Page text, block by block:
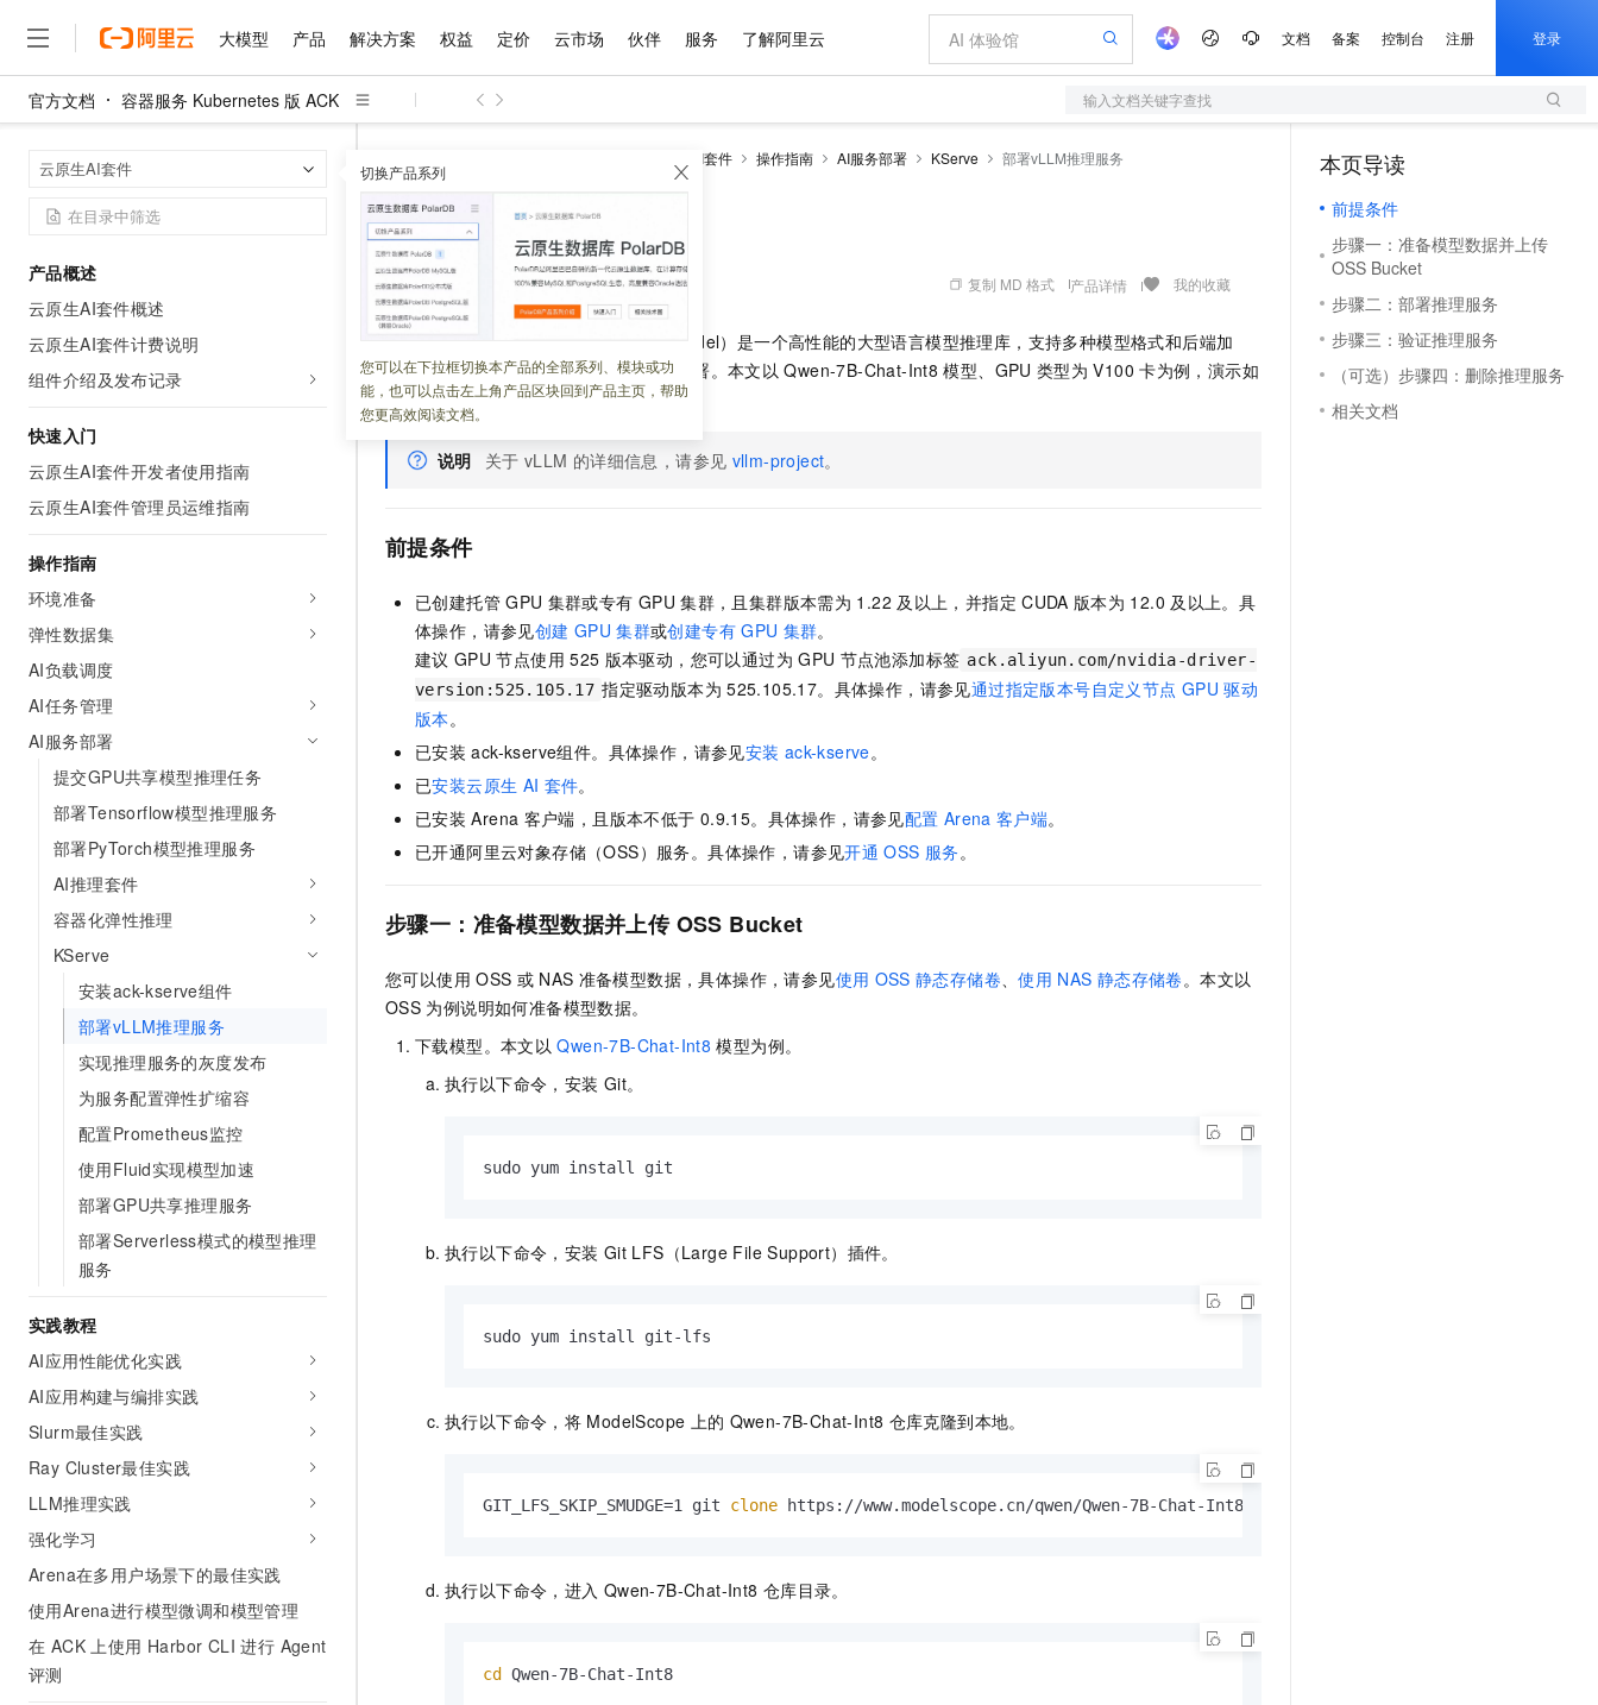
大模型 产品 解决方案 权益 定价 云市场 伙伴 服务 了解阿里云 文档 备案 控制台 注册 登录
官方文档 容器服务 Kubernetes 版 ACK 输入文档关键字查找
云原生AI套件 切换产品系列
您可以在下拉框切换本产品的全部系列、模块或功
能，也可以点击左上角产品区块回到产品主页，帮助
您更高效阅读文档。
产品概述
云原生AI套件概述
云原生AI套件计费说明
组件介绍及发布记录
快速入门
云原生AI套件开发者使用指南
云原生AI套件管理员运维指南
操作指南
环境准备
弹性数据集
AI负载调度
AI任务管理
AI服务部署
提交GPU共享模型推理任务
部署Tensorflow模型推理服务
部署PyTorch模型推理服务
AI推理套件
容器化弹性推理
KServe
安装ack-kserve️组件
部署vLLM推理服务
实现推理服务的灰度发布
为服务配置弹性扩缩容
配置Prometheus监控
使用Fluid实现模型加速
部署GPU共享推理服务
部署Serverless模式的模型推理
服务
实践教程
AI应用性能优化实践
AI应用构建与编排实践
Slurm最佳实践
Ray Cluster最佳实践
LLM推理实践
强化学习
Arena在多用户场景下的最佳实践
使用Arena进行模型微调和模型管理
在 ACK 上使用 Harbor CLI 进行 Agent
评测
云原生AI套件 操作指南 AI服务部署 KServe 部署vLLM推理服务
部署vLLM推理应用
更新时间： 2024-06-12 02:17:58 复制 MD 格式 产品详情 我的收藏
vLLM（Vectorized Large Language Model）是一个高性能的大型语言模型推理库，支持多种模型格式和后端加
速，适用于大规模语言模型的推理服务部署。本文以 Qwen-7B-Chat-Int8 模型、GPU 类型为 V100 卡为例，演示如
何部署一个 vLLM 推理服务。
说明 关于 vLLM 的详细信息，请参见 vllm-project。
前提条件
已创建托管 GPU 集群或专有 GPU 集群，且集群版本需为 1.22 及以上，并指定 CUDA 版本为 12.0 及以上。具
体操作，请参见创建 GPU 集群或创建专有 GPU 集群。
建议 GPU 节点使用 525 版本驱动，您可以通过为 GPU 节点池添加标签 ack.aliyun.com/nvidia-driver-
version:525.105.17 指定驱动版本为 525.105.17。具体操作，请参见通过指定版本号自定义节点 GPU 驱动
版本。
已安装 ack-kserve️组件。具体操作，请参见安装 ack-kserve️。
已安装云原生 AI 套件。
已安装 Arena 客户端，且版本不低于 0.9.15。具体操作，请参见配置 Arena 客户端。
已开通阿里云对象存储（OSS）服务。具体操作，请参见开通 OSS 服务。
步骤一：准备模型数据并上传 OSS Bucket
您可以使用 OSS 或 NAS 准备模型数据，具体操作，请参见使用 OSS 静态存储卷、使用 NAS 静态存储卷。本文以
OSS 为例说明如何准备模型数据。
下载模型。本文以 Qwen-7B-Chat-Int8 模型为例。
执行以下命令，安装 Git。
sudo yum install git
执行以下命令，安装 Git LFS（Large File Support）插件。
sudo yum install git-lfs
执行以下命令，将 ModelScope 上的 Qwen-7B-Chat-Int8 仓库克隆到本地。
GIT_LFS_SKIP_SMUDGE=1 git clone https://www.modelscope.cn/qwen/Qwen-7B-Chat-Int8.git
执行以下命令，进入 Qwen-7B-Chat-Int8 仓库目录。
cd Qwen-7B-Chat-Int8
本页导读
前提条件
步骤一：准备模型数据并上传
OSS Bucket
步骤二：部署推理服务
步骤三：验证推理服务
（可选）步骤四：删除推理服务
相关文档
大模型
大模型服务平台百炼
大模型
文本生成
Qwen3.8-Max HOT
智能体时代全能旗舰模型
Qwen3.7-Plus
能看、能想、能动手的多模态智能体模型
Kimi-K3 NEW
Kimi 最新旗舰模型，长程编程与推理利器
Deepseek-v4-pro
HappyHorse-1.1-T2V
语音识别与合成
Qwen3-TTS-Flash
大模型服务
千问AI平台-Token Plan NEW
千问AI平台-模型体验
在线体验全尺寸、多种模态的模型效果
Happy 系列大模型
新一代 AI 视频生成模型，深度适配广告营销等场景
AI 应用构建
大模型服务平台百炼-应用模版
大模型服务平台百炼-智能体
人工智能平台 PAI
AI Native 的算法工程平台，一站式完成建模、训练、推理服务部署
Qoder HOT
秒悟
快速部署 Dify，高效搭建 AI 应用
10 分钟在聊天系统中增加一个 AI 助手
产品
精选产品
人工智能与机器学习
存储
网络与CDN
安全
中间件
数据库
大数据计算
媒体服务
企业服务与云通信
域名与网站
终端用户计算
Serverless
开发工具
迁移与运维管理
专有云
精选产品
大模型服务平台百炼
大模型服务与应用平台
千问大模型
多元化、高性能、安全可靠的大模型服务
无影云电脑
随时随地安全接入的云上超级电脑
云解析DNS
云原生大数据计算服务 MaxCompute
域名与网站
对象存储 OSS
人工智能平台 PAI 大模型
一站式AI开发、训练和推理服务
Qoder CN
容器服务 Kubernetes 版 ACK
全托管，含MySQL、PostgreSQL、SQL Server、MariaDB多引擎
Qoder
面向真实软件的智能体编程平台
轻量应用服务器
数字证书管理服务（原SSL证书）
大数据开发治理平台 DataWorks
解决方案
精选解决方案
AI
现代化应用
安全
网络
可观测
上云与迁云
企业出海
政企业务
精选解决方案
千问办公，解锁你的工作新方式
企业级Agent产品，直接交付可用成果
Agency Agents：拥有专属领域专家
多领域专家智能体,一键组建 AI 虚拟交付团队
HappyHorse 打造一站式影视创作平台
快速拥有专属 OpenClaw
睿译宝，AI翻译排版一步到位
GLM-5.2：长任务时代开源旗舰模型
Hermes Agent，打造自进化智能体
自主进化，持久记忆，越用越聪明
Claude Code + GStack 打造工程团队
轻松解锁专属 DeepSeek-V4-Pro
5 分钟轻松部署专属 QwenPaw HOT
从聊天伙伴进化为能主动干活的本地数字员工
一句话生成原生可编辑精美 PPT 文稿
输入一句话想法, 轻松生成专业的 PPT
一键部署幻兽帕鲁游戏服务器 HOT
漫剧工坊：一站式动画创作平台
10 分钟搭建微信、支付宝小程序
权益 普惠上云
普惠上云 官方力荐
云服务器38元/年起，超值低价云产品抢先购
官方推荐返现计划
推荐新用户得奖励，单订单最高返9万
云工开物
高校专属算力普惠，学生认证享300元代金券
免费试用
解决方案免费试用 新老同享
AI 产品 免费试用
140+云产品 免费试用
产品新客免费试用，最长12个月
大模型ACA认证体验
助力企业全员 AI 认知与能力提升
AI 特惠
智启 AI 普惠权益
阿里云 OPC 创新助力计划
至高百万元 Token 补贴，加速一人公司成长
Token Plan 模型订阅计划 NEW
Qwen3.8-Max 首发尝鲜，限时加量 10 倍，夜间低至2折
千问办公，限时限量积分加倍
万小智 AI 建站低至 15元/月
AI 场景体验
从图文生成到视频创作，一键激活电商全链路生产力
AI 广告创作
图文、视频一站生成，高效打造优质广告素材
自动承接线索、识别商机，让客服更高效、服务更出色。
AI 活动
AI 生产力先锋
先锋实践拓展 AI 生产力的边界
飞天发布时刻
AI 实训营
创新加速
定价 产品定价
了解云产品的定价详情
云上成本管理
管理和优化成本
价格计算器
自助选配和估算价格
价格优势
推动算力普惠，释放技术红利
配置报价器
阿里云 OPC 创新助力计划
Token 补贴，五大权
益加速 OPC 成功
云市场 精选商城
网站建设
多端小程序
Salesforce 国际版订阅
友盟天域
观测云
Tuya 物联网平台阿里云版
蓝凌 OA
电子合同
AI空中课堂在线直播课堂（旗舰版）
生态解决方案
行业生态解决方案
开发者生态解决方案
AI 开发和 AI 应用解决方案
数据与 API
数据集
身份实名认证
短信
OCR 文字识别
发票查验
天气预报查询
ERP
CRM
OA 办公系统
广告营销
基础软件
JAVA
SUSE
建站小程序
模板小程序
专业服务
公司注册
上云迁移
代维服务
伙伴 成为销售伙伴
分销伙伴
咨询伙伴
销售伙伴合作计划
Salesforce On Alibaba Cloud
Consulting Partner 合作计划
AI 大模型销售与服务生态合作计划
成为产品伙伴
产品生态集成认证中心
产品生态伙伴工作台
产品伙伴合作计划
云网络合作计划
服务伙伴合作计划
Al MaaS 服务伙伴赋能合作
伙伴信用分合作计划
更多支持
合作伙伴培训与认证
查询合作伙伴
登录合作伙伴管理后台
服务 售前咨询
在线服务
售后服务
自助服务
工单服务
短信专区
企业增值服务
企业支持计划
企业增值服务台
企业成长
服务实践
阿里云认证
信息公告
官网公告
开发者社区
镜像站
我要反馈
了解阿里云 为什么选择阿里云
什么是云计算
技术领先
稳定可靠
安全合规
分析师报告
研究报告与白皮书
天池大赛
云开发大赛
入门学习赛
最佳实践
云上春晚
云栖战略参考
云上的中国
看见新力量
金融模力时刻
客户案例
市场活动
魔搭 ModelScope
加入我们
校园招聘